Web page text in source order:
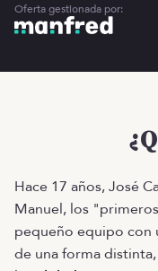
Oferta gestionada por:
Hace 17 años, José
Manuel, los
pequeño equipo con
de una forma